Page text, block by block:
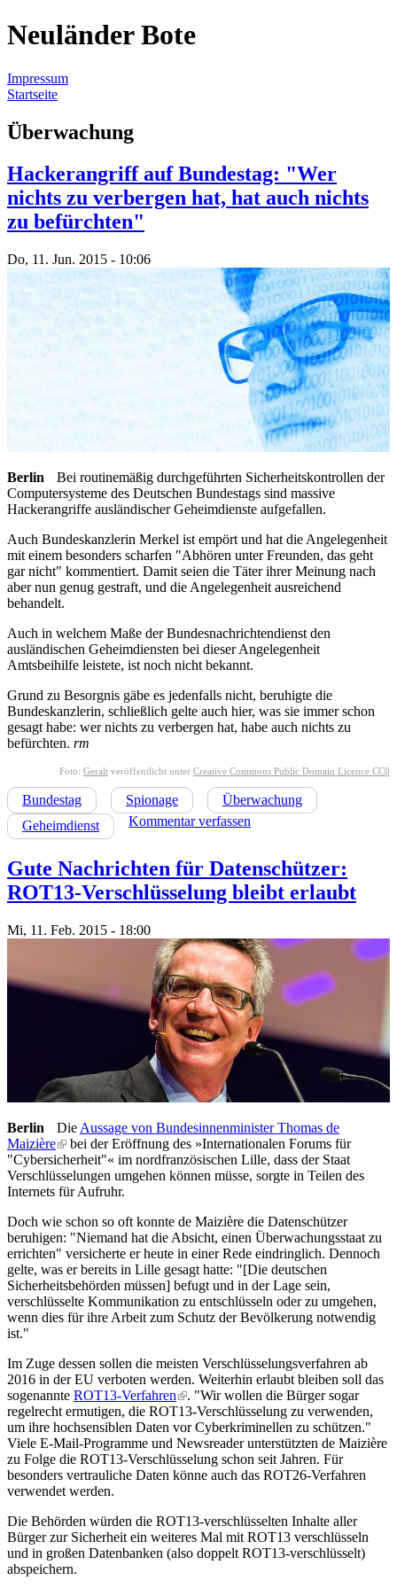
Neuländer Bote
Impressum
Sie sind hier
Startseite
Überwachung
Hackerangriff auf Bundestag: "Wer
nichts zu verbergen hat, hat auch nichts
zu befürchten"
Do, 11. Jun. 2015 - 10:06
Berlin
Bei routinemäßig durchgeführten Sicherheitskontrollen der
Computersysteme des Deutschen Bundestags sind massive
Hackerangriffe ausländischer Geheimdienste aufgefallen.
Auch Bundeskanzlerin Merkel ist empört und hat die Angelegenheit
mit einem besonders scharfen "Abhören unter Freunden, das geht
gar nicht" kommentiert. Damit seien die Täter ihrer Meinung nach
aber nun genug gestraft, und die Angelegenheit ausreichend
behandelt.
Auch in welchem Maße der Bundesnachrichtendienst den
ausländischen Geheimdiensten bei dieser Angelegenheit
Amtsbeihilfe leistete, ist noch nicht bekannt.
Grund zu Besorgnis gäbe es jedenfalls nicht, beruhigte die
Bundeskanzlerin, schließlich gelte auch hier, was sie immer schon
gesagt habe: wer nichts zu verbergen hat, habe auch nichts zu
befürchten. rm
Foto: Geralt veröffentlicht unter Creative Commons Public Domain Licence CC0
Bundestag Spionage
Überwachung
Geheimdienst
Kommentar verfassen
Gute Nachrichten für Datenschützer:
ROT13-Verschlüsselung bleibt erlaubt
Mi, 11. Feb. 2015 - 18:00
Berlin Die Aussage von Bundesinnenminister Thomas de
Maizière(link is external)
bei der Eröffnung des »Internationalen Forums für
"Cybersicherheit"« im nordfranzösischen Lille, dass der Staat
Verschlüsselungen umgehen können müsse, sorgte in Teilen des
Internets für Aufruhr.
Doch wie schon so oft konnte de Maizière die Datenschützer
beruhigen: "Niemand hat die Absicht, einen Überwachungsstaat zu
errichten" versicherte er heute in einer Rede eindringlich. Dennoch
gelte, was er bereits in Lille gesagt hatte: "[Die deutschen
Sicherheitsbehörden müssen] befugt und in der Lage sein,
verschlüsselte Kommunikation zu entschlüsseln oder zu umgehen,
wenn dies für ihre Arbeit zum Schutz der Bevölkerung notwendig
ist."
Im Zuge dessen sollen die meisten Verschlüsselungsverfahren ab
2016 in der EU verboten werden. Weiterhin erlaubt bleiben soll das
sogenannte ROT13-Verfahren(link is external)
. "Wir wollen die Bürger sogar
regelrecht ermutigen, die ROT13-Verschlüsselung zu verwenden,
um ihre hochsensiblen Daten vor Cyberkriminellen zu schützen."
Viele E-Mail-Programme und Newsreader unterstützten de Maizière
zu Folge die ROT13-Verschlüsselung schon seit Jahren. Für
besonders vertrauliche Daten könne auch das ROT26-Verfahren
verwendet werden.
Die Behörden würden die ROT13-verschlüsselten Inhalte aller
Bürger zur Sicherheit ein weiteres Mal mit ROT13 verschlüsseln
und in großen Datenbanken (also doppelt ROT13-verschlüsselt)
abspeichern.